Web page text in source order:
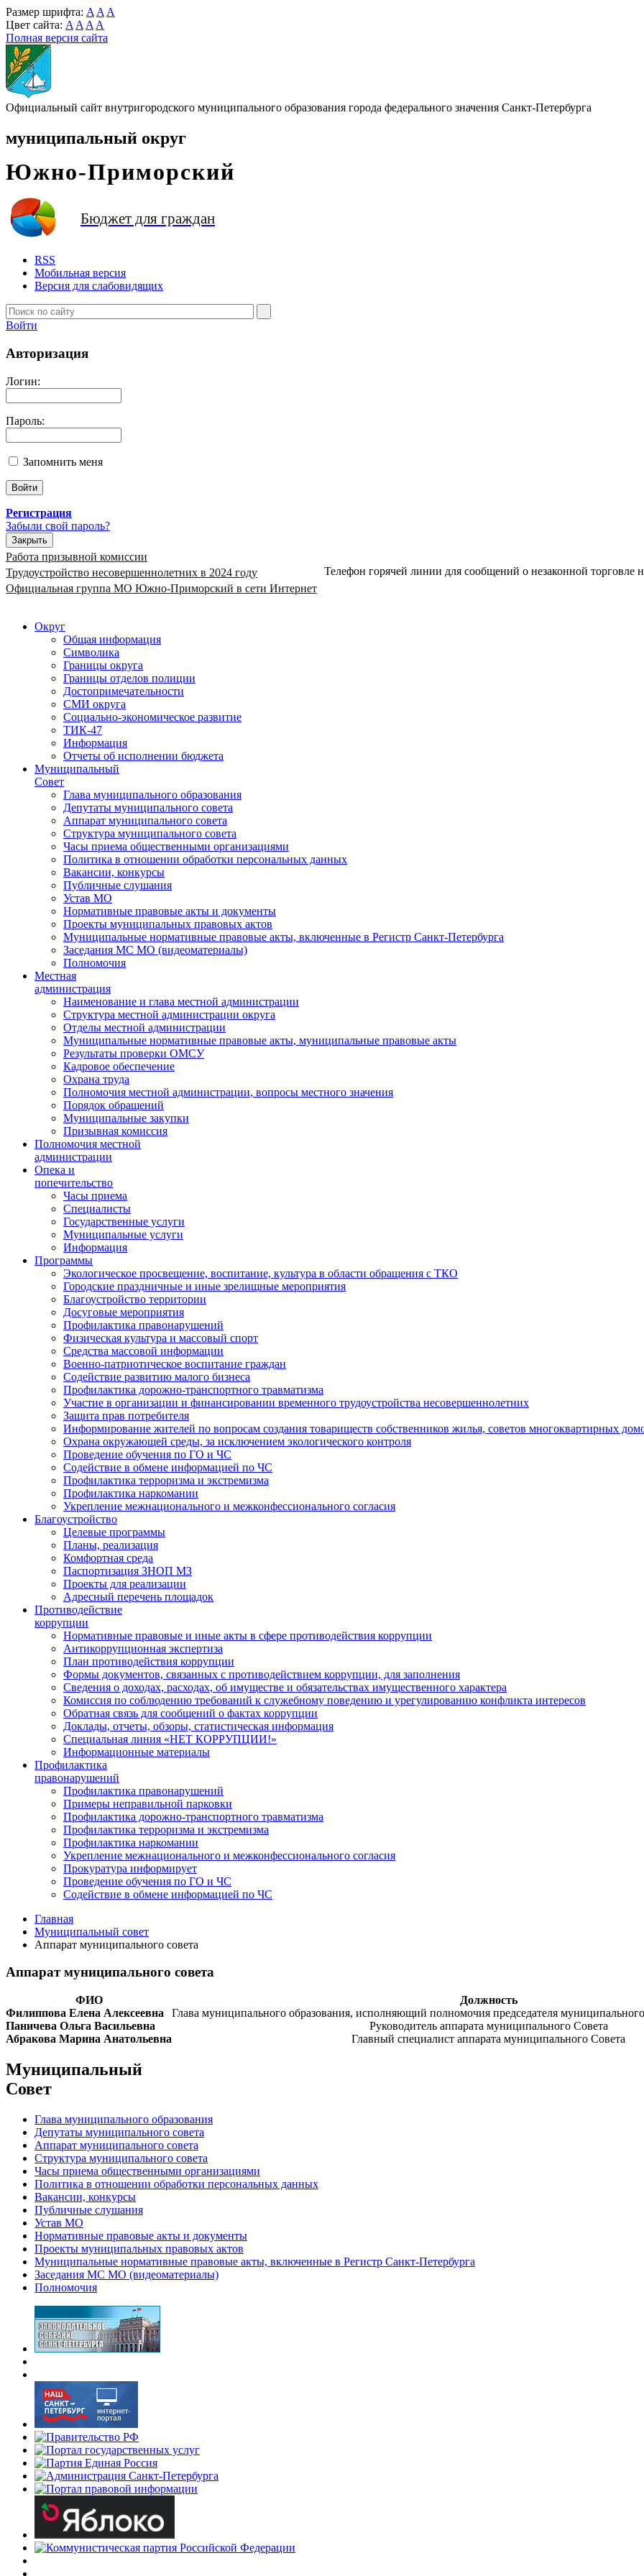
Размер шрифта: A A A
Цвет сайта: A A A A
Полная версия сайта
Официальный сайт внутригородского муниципального образования города федерального значения Санкт-Петербурга
муниципальный округ
Южно-Приморский
Бюджет для граждан
RSS
Мобильная версия
Версия для слабовидящих
Войти
Авторизация
Логин:
Пароль:
Запомнить меня
Регистрация
Забыли свой пароль?
Закрыть
Работа призывной комиссии
Трудоустройство несовершеннолетних в 2024 году
Официальная группа МО Южно-Приморский в сети Интернет
Телефон горячей линии для сообщений о незаконной торговле
Округ
Общая информация
Символика
Границы округа
Границы отделов полиции
Достопримечательности
СМИ округа
Социально-экономическое развитие
ТИК-47
Информация
Отчеты об исполнении бюджета
Муниципальный
Совет
Глава муниципального образования
Депутаты муниципального совета
Аппарат муниципального совета
Структура муниципального совета
Часы приема общественными организациями
Политика в отношении обработки персональных данных
Вакансии, конкурсы
Публичные слушания
Устав МО
Нормативные правовые акты и документы
Проекты муниципальных правовых актов
Муниципальные нормативные правовые акты, включенные в Регистр Санкт-Петербурга
Заседания МС МО (видеоматериалы)
Полномочия
Местная
администрация
Наименование и глава местной администрации
Структура местной администрации округа
Отделы местной администрации
Муниципальные нормативные правовые акты, муниципальные правовые акты
Результаты проверки ОМСУ
Кадровое обеспечение
Охрана труда
Полномочия местной администрации, вопросы местного значения
Порядок обращений
Муниципальные закупки
Призывная комиссия
Полномочия местной
администрации
Опека и
попечительство
Часы приема
Специалисты
Государственные услуги
Муниципальные услуги
Информация
Программы
Экологическое просвещение, воспитание, культура в области обращения с ТКО
Городские праздничные и иные зрелищные мероприятия
Благоустройство территории
Досуговые мероприятия
Профилактика правонарушений
Физическая культура и массовый спорт
Средства массовой информации
Военно-патриотическое воспитание граждан
Содействие развитию малого бизнеса
Профилактика дорожно-транспортного травматизма
Участие в организации и финансировании временного трудоустройства несовершеннолетних
Защита прав потребителя
Информирование жителей по вопросам создания товариществ собственников жилья, советов многоквартирных
Охрана окружающей среды, за исключением экологического контроля
Проведение обучения по ГО и ЧС
Содействие в обмене информацией по ЧС
Профилактика терроризма и экстремизма
Профилактика наркомании
Укрепление межнационального и межконфессионального согласия
Благоустройство
Целевые программы
Планы, реализация
Комфортная среда
Паспортизация ЗНОП МЗ
Проекты для реализации
Адресный перечень площадок
Противодействие
коррупции
Нормативные правовые и иные акты в сфере противодействия коррупции
Антикоррупционная экспертиза
План противодействия коррупции
Формы документов, связанных с противодействием коррупции, для заполнения
Сведения о доходах, расходах, об имуществе и обязательствах имущественного характера
Комиссия по соблюдению требований к служебному поведению и урегулированию конфликта интересов
Обратная связь для сообщений о фактах коррупции
Доклады, отчеты, обзоры, статистическая информация
Специальная линия «НЕТ КОРРУПЦИИ!»
Информационные материалы
Профилактика
правонарушений
Профилактика правонарушений
Примеры неправильной парковки
Профилактика дорожно-транспортного травматизма
Профилактика терроризма и экстремизма
Профилактика наркомании
Укрепление межнационального и межконфессионального согласия
Прокуратура информирует
Проведение обучения по ГО и ЧС
Содействие в обмене информацией по ЧС
Главная
Муниципальный совет
Аппарат муниципального совета
Аппарат муниципального совета
ФИО
Должность
Филиппова Елена Алексеевна
Глава муниципального образования, исполняющий полномочия председателя
Паничева Ольга Васильевна
Руководитель аппарата муниципального Совета
Абракова Марина Анатольевна
Главный специалист аппарата муниципального Совета
Муниципальный
Совет
Глава муниципального образования
Депутаты муниципального совета
Аппарат муниципального совета
Структура муниципального совета
Часы приема общественными организациями
Политика в отношении обработки персональных данных
Вакансии, конкурсы
Публичные слушания
Устав МО
Нормативные правовые акты и документы
Проекты муниципальных правовых актов
Муниципальные нормативные правовые акты, включенные в Регистр Санкт-Петербурга
Заседания МС МО (видеоматериалы)
Полномочия